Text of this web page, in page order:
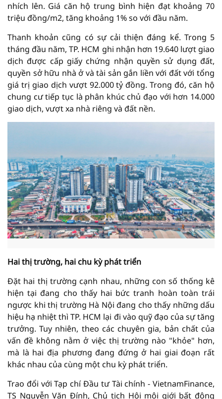
nhích lên. Giá căn hộ trung bình hiện đạt khoảng 70
triệu đồng/m2, tăng khoảng 1% so với đầu năm.
Thanh khoản cũng có sự cải thiện đáng kể. Trong 5
tháng đầu năm, TP. HCM ghi nhận hơn 19.640 lượt giao
dịch được cấp giấy chứng nhận quyền sử dụng đất,
quyền sở hữu nhà ở và tài sản gắn liền với đất với tổng
giá trị giao dịch vượt 92.000 tỷ đồng. Trong đó, căn hộ
chung cư tiếp tục là phân khúc chủ đạo với hơn 14.000
giao dịch, vượt xa nhà riêng và đất nền.
Hai thị trường, hai chu kỳ phát triển
Đặt hai thị trường cạnh nhau, những con số thống kê
hiện tại đang cho thấy hai bức tranh hoàn toàn trái
ngược khi thị trường Hà Nội đang cho thấy những dấu
hiệu hạ nhiệt thì TP. HCM lại đi vào quỹ đạo của sự tăng
trưởng. Tuy nhiên, theo các chuyên gia, bản chất của
vấn đề không nằm ở việc thị trường nào "khỏe" hơn,
mà là hai địa phương đang đứng ở hai giai đoạn rất
khác nhau của cùng một chu kỳ phát triển.
Trao đổi với Tạp chí Đầu tư Tài chính - VietnamFinance,
TS Nguyễn Văn Đính, Chủ tịch Hội môi giới bất động